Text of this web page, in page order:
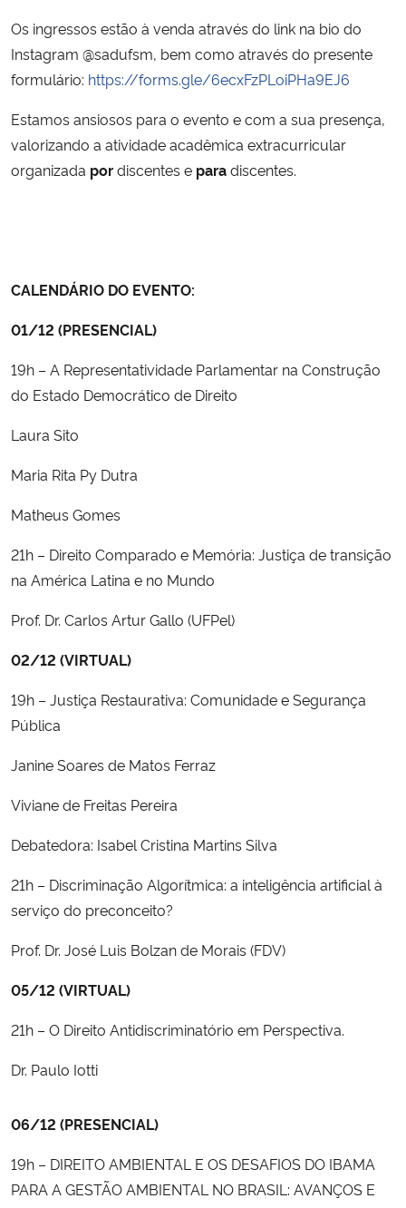
Secretaria-Geral
Secretaria de Governo
Gabinete de Segurança Institucional
Advocacia-Geral da União
Os ingressos estão à venda através do link na bio do
Instagram @sadufsm, bem como através do presente
formulário: https://forms.gle/6ecxFzPLoiPHa9EJ6
Estamos ansiosos para o evento e com a sua presença,
valorizando a atividade acadêmica extracurricular
organizada pordiscentes e paradiscentes.
CALENDÁRIO DO EVENTO:
01/12 (PRESENCIAL)
19h – A Representatividade Parlamentar na Construção
do Estado Democrático de Direito
Laura Sito
Maria Rita Py Dutra
Matheus Gomes
21h – Direito Comparado e Memória: Justiça de transição
na América Latina e no Mundo
Prof. Dr. Carlos Artur Gallo (UFPel)
02/12 (VIRTUAL)
19h – Justiça Restaurativa: Comunidade e Segurança
Pública
Janine Soares de Matos Ferraz
Viviane de Freitas Pereira
Debatedora: Isabel Cristina Martins Silva
21h – Discriminação Algorítmica: a inteligência artificial à
serviço do preconceito?
Prof. Dr. José Luis Bolzan de Morais (FDV)
05/12 (VIRTUAL)
21h – O Direito Antidiscriminatório em Perspectiva.
Dr. Paulo Iotti
06/12 (PRESENCIAL)
19h – DIREITO AMBIENTAL E OS DESAFIOS DO IBAMA
PARA A GESTÃO AMBIENTAL NO BRASIL: AVANÇOS E